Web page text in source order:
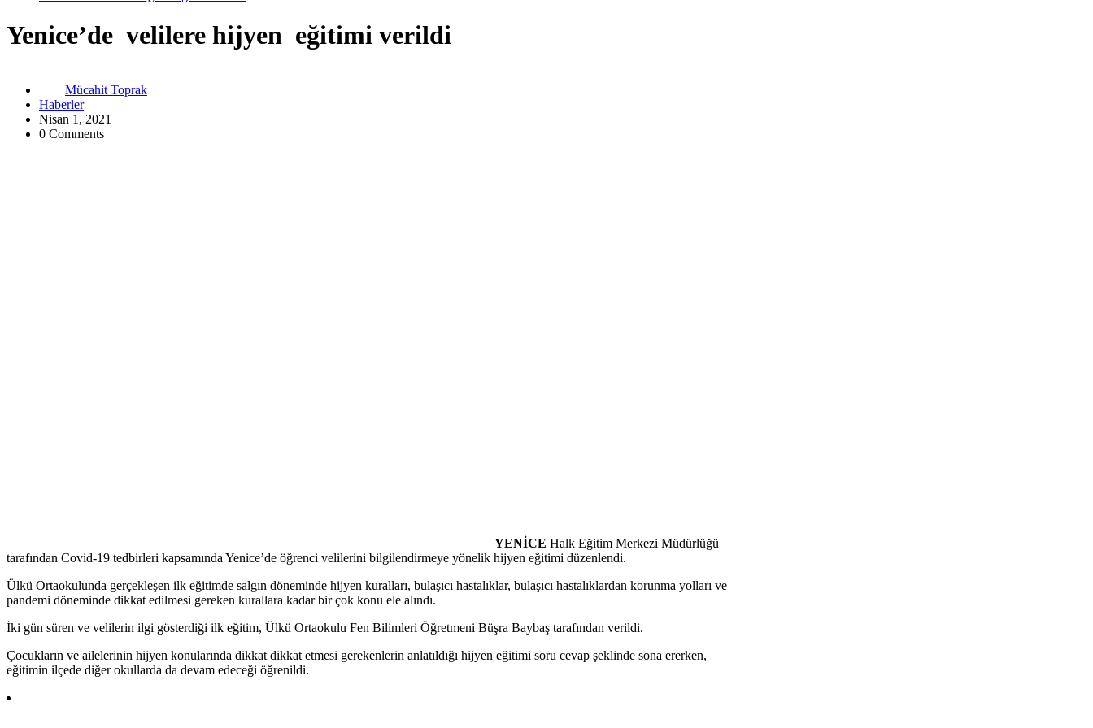
Yenice’de velilere hijyen eğitimi verildi
Mücahit Toprak
Haberler
Nisan 1, 2021
0 Comments
YENİCE Halk Eğitim Merkezi Müdürlüğü
tarafından Covid-19 tedbirleri kapsamında Yenice’de öğrenci velilerini bilgilendirmeye yönelik hijyen eğitimi düzenlendi.
Ülkü Ortaokulunda gerçekleşen ilk eğitimde salgın döneminde hijyen kuralları, bulaşıcı hastalıklar, bulaşıcı hastalıklardan korunma yolları ve
pandemi döneminde dikkat edilmesi gereken kurallara kadar bir çok konu ele alındı.
İki gün süren ve velilerin ilgi gösterdiği ilk eğitim, Ülkü Ortaokulu Fen Bilimleri Öğretmeni Büşra Baybaş tarafından verildi.
Çocukların ve ailelerinin hijyen konularında dikkat dikkat etmesi gerekenlerin anlatıldığı hijyen eğitimi soru cevap şeklinde sona ererken,
eğitimin ilçede diğer okullarda da devam edeceği öğrenildi.